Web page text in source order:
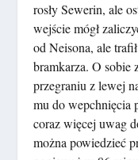
rosły Sewerin, ale
wejście mógł
od Neisona, ale
bramkarza. O sobie
przegraniu z lewej
mu do wepchnięcia
coraz więcej uwag
można powiedzieć